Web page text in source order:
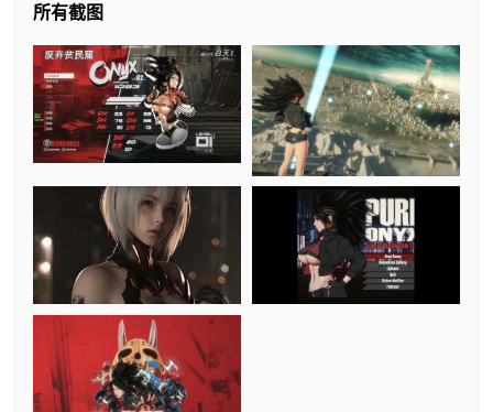
所有截图